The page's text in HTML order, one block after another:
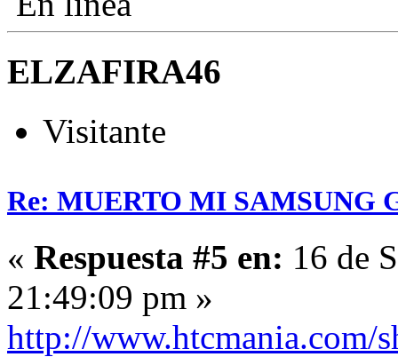
ELZAFIRA46
Visitante
Re: MUERTO MI SAMSUNG
« Respuesta #5 en: 16 de
21:49:09 pm »
http://www.htcmania.com/